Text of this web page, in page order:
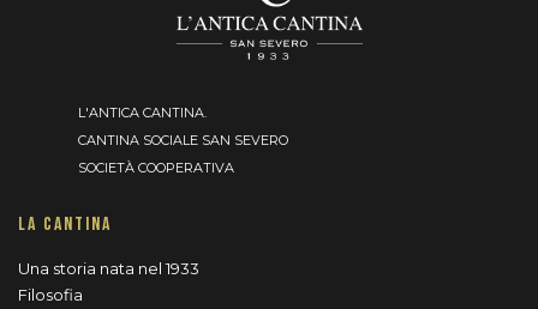
L'ANTICA CANTINA.
CANTINA SOCIALE SAN SEVERO
SOCIETÀ COOPERATIVA
LA CANTINA
Una storia nata nel 1933
Filosofia